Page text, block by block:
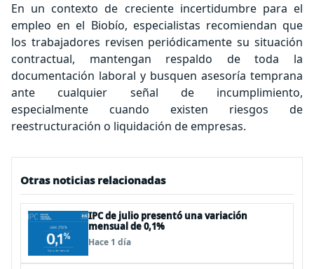
En un contexto de creciente incertidumbre para el
empleo en el Biobío, especialistas recomiendan que
los trabajadores revisen periódicamente su situación
contractual, mantengan respaldo de toda la
documentación laboral y busquen asesoría temprana
ante cualquier señal de incumplimiento,
especialmente cuando existen riesgos de
reestructuración o liquidación de empresas.
Otras noticias relacionadas
IPC de julio presentó una variación
mensual de 0,1%
Hace 1 día